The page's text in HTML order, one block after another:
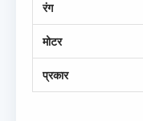
रंग
मोटर
प्रकार